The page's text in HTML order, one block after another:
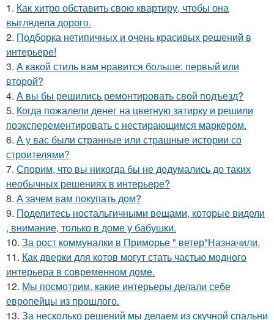
1. Как хитро обставить свою квартиру, чтобы она
выглядела дорого.
2. Подборка нетипичных и очень красивых решений в
интерьере!
3. А какой стиль вам нравится больше: первый или
второй?
4. А вы бы решились ремонтировать свой подъезд?
5. Когда пожалели денег на цветную затирку и решили
поэксперементировать с нестирающимся маркером.
6. А у вас были странные или страшные истории со
строителями?
7. Спорим, что вы никогда бы не додумались до таких
необычных решениях в интерьере?
8. А зачем вам покупать дом?
9. Поделитесь ностальгичными вещами, которые видели
, внимание, только в доме у бабушки.
10. За рост коммуналки в Приморье " ветер"Назначили.
11. Как дверки для котов могут стать частью модного
интерьера в современном доме.
12. Мы посмотрим, какие интерьеры делали себе
европейцы из прошлого.
13. За несколько решений мы делаем из скучной спальни